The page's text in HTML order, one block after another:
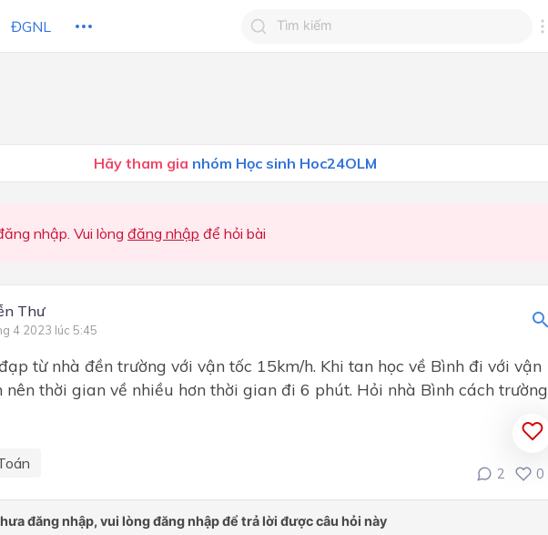
ĐGNL
Hãy tham gia nhóm Học sinh Hoc24OLM
nhập. Vui lòng đăng nhập để hỏi bài
Thư
4 2023 lúc 5:45
từ nhà đền trường với vận tốc 15km/h. Khi tan học về Bình đi với vận
nên thời gian về nhiều hơn thời gian đi 6 phút. Hỏi nhà Bình cách trường
2 0